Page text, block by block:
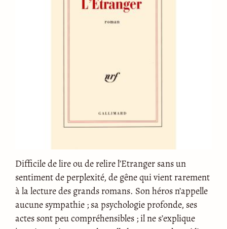
Difficile de lire ou de relire l’Etranger sans un
sentiment de perplexité, de gêne qui vient rarement
à la lecture des grands romans. Son héros n’appelle
aucune sympathie ; sa psychologie profonde, ses
actes sont peu compréhensibles ; il ne s’explique